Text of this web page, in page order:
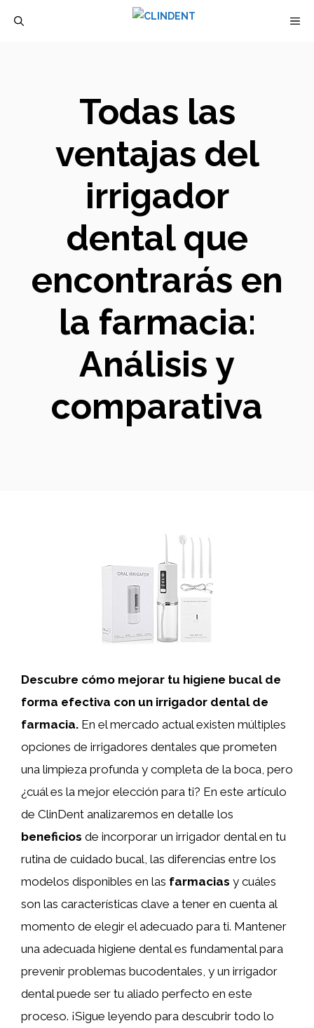
Todas las
ventajas del
irrigador
dental que
encontrarás en
la farmacia:
Análisis y
comparativa
Descubre cómo mejorar tu higiene bucal de
forma efectiva con un irrigador dental de
farmacia. En el mercado actual existen múltiples
opciones de irrigadores dentales que prometen
una limpieza profunda y completa de la boca, pero
¿cuál es la mejor elección para ti? En este artículo
de ClinDent analizaremos en detalle los
beneficios de incorporar un irrigador dental en tu
rutina de cuidado bucal, las diferencias entre los
modelos disponibles en las farmacias y cuáles
son las características clave a tener en cuenta al
momento de elegir el adecuado para ti. Mantener
una adecuada higiene dental es fundamental para
prevenir problemas bucodentales, y un irrigador
dental puede ser tu aliado perfecto en este
proceso. ¡Sigue leyendo para descubrir todo lo